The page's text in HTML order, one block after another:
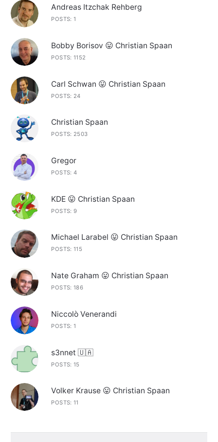
Andreas Itzchak Rehberg
POSTS: 1
Bobby Borisov 😛 Christian Spaan
POSTS: 1152
Carl Schwan 😛 Christian Spaan
POSTS: 24
Christian Spaan
POSTS: 2503
Gregor
POSTS: 4
KDE 😛 Christian Spaan
POSTS: 9
Michael Larabel 😛 Christian Spaan
POSTS: 115
Nate Graham 😛 Christian Spaan
POSTS: 186
Niccolò Venerandi
POSTS: 1
s3nnet 🇺🇦
POSTS: 15
Volker Krause 😛 Christian Spaan
POSTS: 11